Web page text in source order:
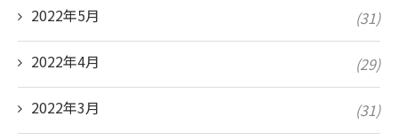
2022年5月 (31)
2022年4月 (29)
2022年3月 (31)